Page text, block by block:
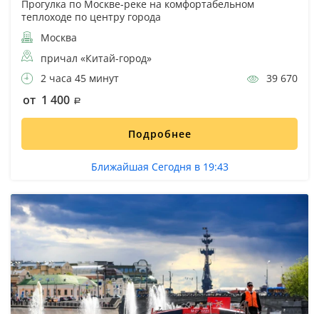
Прогулка по Москве-реке на комфортабельном
теплоходе по центру города
Москва
причал «Китай-город»
2 часа 45 минут
39 670
от 1 400
Подробнее
Ближайшая Сегодня в 19:43